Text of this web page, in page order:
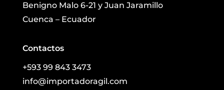
Benigno Malo 6-21 y Juan Jaramillo
Cuenca – Ecuador
Contactos
+593 99 843 3473
info@importadoragil.com